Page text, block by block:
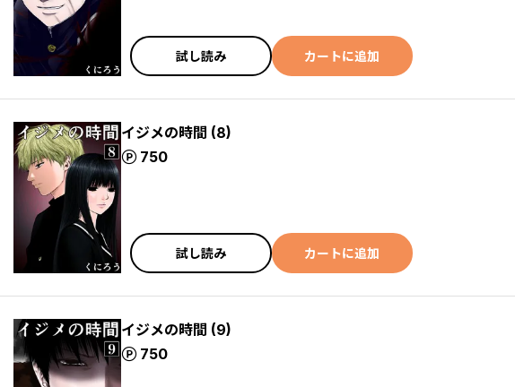
試し読み カートに追加
イジメの時間 (8)
750
ポイント
試し読み カートに追加
イジメの時間 (9)
750
ポイント